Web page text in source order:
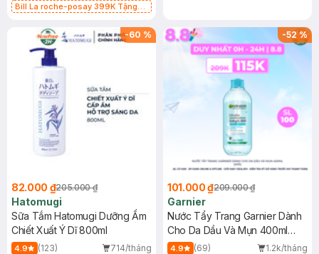
Bill La roche-posay 399K Tặng
(SL có hạn)
-60 %
82.000 ₫205.000 ₫
Hatomugi
Sữa Tắm Hatomugi Dưỡng Ẩm
Chiết Xuất Ý Dĩ 800ml
4.9 (123)
714/tháng
-52%
101.000 ₫209.000 ₫
Garnier
Nước Tẩy Trang Garnier Dành
Cho Da Dầu Và Mụn 400ml
(Mới)
4.9 (69)
1.2k/tháng